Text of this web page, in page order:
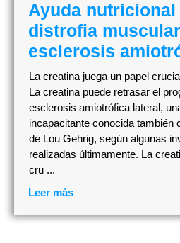
Ayuda
distrofia
esclerosis
La creatina juega un papel
La creatina puede retrasar el
esclerosis amiotrófica lateral,
incapacitante conocida también
de Lou Gehrig, según algunas
realizadas últimamente. La
cru ...
Leer más